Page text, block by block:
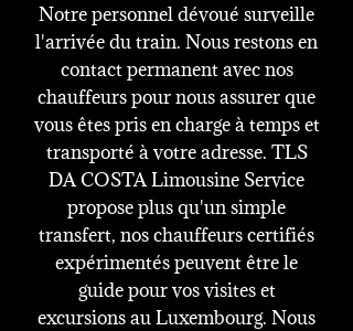
Notre personnel dévoué surveille
l'arrivée du train. Nous restons en
contact permanent avec nos
chauffeurs pour nous assurer que
vous êtes pris en charge à temps et
transporté à votre adresse. TLS
DA COSTA Limousine Service
propose plus qu'un simple
transfert, nos chauffeurs certifiés
expérimentés peuvent être le
guide pour vos visites et
excursions au Luxembourg. Nous